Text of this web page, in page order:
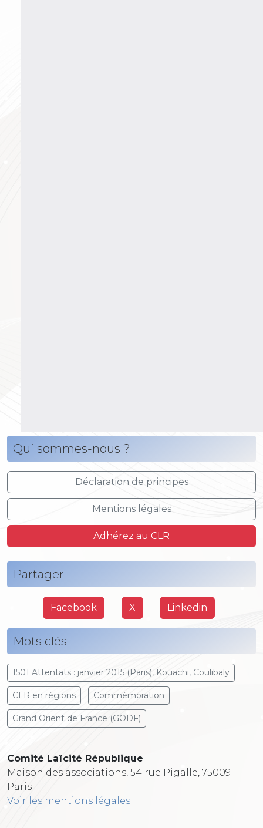
Qui sommes-nous ?
Déclaration de principes
Mentions légales
Adhérez au CLR
Partager
Facebook X Linkedin
Mots clés
1501 Attentats : janvier 2015 (Paris), Kouachi, Coulibaly
CLR en régions Commémoration
Grand Orient de France (GODF)
Comité Laïcité République
Maison des associations, 54 rue Pigalle, 75009
Paris
Voir les mentions légales